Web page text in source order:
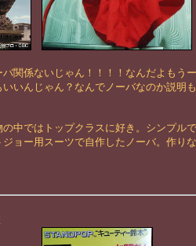
関係ないじゃん！！！！なんだよもう
いんじゃん？なんでノーバなのか説明
中ではトップクラスに好き。シンプル
ョー用スーツで自作したノーバ。作り